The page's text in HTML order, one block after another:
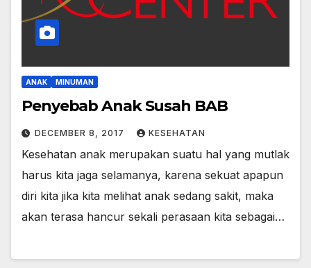
ANAK MINUMAN
Penyebab Anak Susah BAB
DECEMBER 8, 2017 KESEHATAN
Kesehatan anak merupakan suatu hal yang mutlak
harus kita jaga selamanya, karena sekuat apapun
diri kita jika kita melihat anak sedang sakit, maka
akan terasa hancur sekali perasaan kita sebagai…